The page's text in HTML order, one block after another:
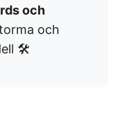
och
och
🛠️